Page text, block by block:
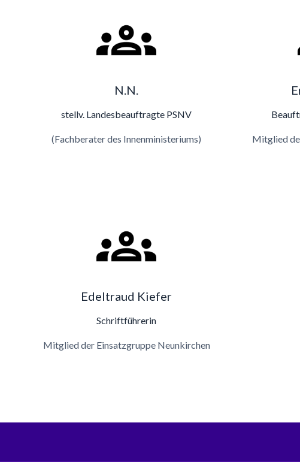
N.N.
stellv. Landesbeauftragte PSNV
(Fachberater des Innenministeriums) Mitglied
Edeltraud Kiefer
Schriftführerin
Mitglied der Einsatzgruppe Neunkirchen